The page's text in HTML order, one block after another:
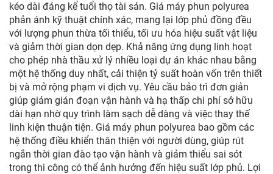
kéo dài đáng kể tuổi thọ tài sản. Giá máy phun polyurea
phản ánh kỹ thuật chính xác, mang lại lớp phủ đồng đều
với lượng phun thừa tối thiểu, tối ưu hóa hiệu suất vật liệu
và giảm thời gian dọn dẹp. Khả năng ứng dụng linh hoạt
cho phép nhà thầu xử lý nhiều loại dự án khác nhau bằng
một hệ thống duy nhất, cải thiện tỷ suất hoàn vốn trên thiết
bị và mở rộng phạm vi dịch vụ. Yêu cầu bảo trì đơn giản
giúp giảm gián đoạn vận hành và hạ thấp chi phí sở hữu
dài hạn nhờ quy trình làm sạch dễ dàng và việc thay thế
linh kiện thuận tiện. Giá máy phun polyurea bao gồm các
hệ thống điều khiển thân thiện với người dùng, giúp rút
ngắn thời gian đào tạo vận hành và giảm thiểu sai sót
trong thi công có thể ảnh hưởng đến hiệu suất lớp phủ. Lợi